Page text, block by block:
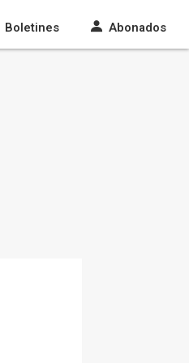
Boletines Abonados